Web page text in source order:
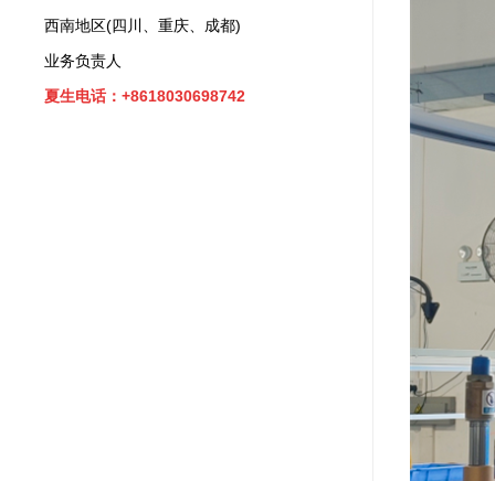
西南地区(四川、重庆、成都)
业务负责人
夏生电话：+8618030698742